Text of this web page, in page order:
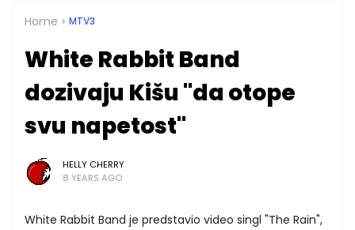
Home MTV3
White Rabbit Band
dozivaju Kišu "da otope
svu napetost"
HELLY CHERRY
8 YEARS AGO
White Rabbit Band je predstavio video singl "The Rain",